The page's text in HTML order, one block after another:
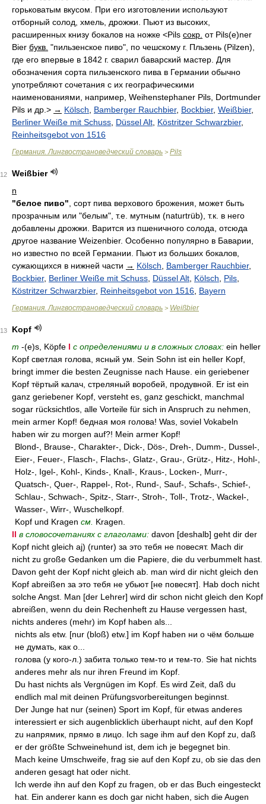
горьковатым вкусом. При его изготовлении используют
отборный солод, хмель, дрожжи. Пьют из высоких,
расширенных книзу бокалов на ножке <Pils сокр. от Pils(e)ner
Bier букв. "пильзенское пиво", по чешскому г. Пльзень (Pilzen),
где его впервые в 1842 г. сварил баварский мастер. Для
обозначения сорта пильзенского пива в Германии обычно
употребляют сочетания с их географическими
наименованиями, например, Weihenstephaner Pils, Dortmunder
Pils и др.> → Kölsch Bamberger Rauchbier, Bockbier, Weißbier,
Berliner Weiße mit Schuss Düssel Alt Köstritzer Schwarzbier,
Reinheitsgebot von 1516
Германия. Лингвострановедческий словарь > Pils
12
Weißbier
n
"белое пиво" , сорт пива верхового брожения, может быть
прозрачным или "белым", т.е. мутным (naturtrüb), т.к. в него
добавлены дрожжи. Варится из пшеничного солода, отсюда
другое название Weizenbier. Особенно популярно в Баварии,
но известно по всей Германии. Пьют из больших бокалов,
сужающихся в нижней части → Kölsch Bamberger Rauchbier,
Bockbier, Berliner Weiße mit Schuss Düssel Alt Kölsch Pils
Köstritzer Schwarzbier, Reinheitsgebot von 1516 Bayern
Германия. Лингвострановедческий словарь > Weißbier
13
Kopf
m -(e)s, Köpfe I с определениями и в сложных словах: ein heller
Kopf светлая голова, ясный ум. Sein Sohn ist ein heller Kopf,
bringt immer die besten Zeugnisse nach Hause. ein geriebener
Kopf тёртый калач, стреляный воробей, продувной. Er ist ein
ganz geriebener Kopf, versteht es, ganz geschickt, manchmal
sogar rücksichtlos, alle Vorteile für sich in Anspruch zu nehmen,
mein armer Kopf! бедная моя голова! Was, soviel Vokabeln
haben wir zu morgen auf?! Mein armer Kopf!
Blond-, Brause-, Charakter-, Dick-, Dös-, Dreh-, Dumm-, Dussel-,
Eier-, Feuer-, Flasch-, Flachs-, Glatz-, Grau-, Grütz-, Hitz-, Hohl-,
Holz-, Igel-, Kohl-, Kinds-, Knall-, Kraus-, Locken-, Murr-,
Quatsch-, Quer-, Rappel-, Rot-, Rund-, Sauf-, Schafs-, Schief-,
Schlau-, Schwach-, Spitz-, Starr-, Stroh-, Toll-, Trotz-, Wackel-,
Wasser-, Wirr-, Wuschelkopf.
Kopf und Kragen см. Kragen.
II в словосочетаниях с глаголами: davon [deshalb] geht dir der
Kopf nicht gleich aj) (runter) за это тебя не повесят. Mach dir
nicht zu große Gedanken um die Papiere, die du verbummelt hast.
Davon geht der Kopf nicht gleich ab. man wird dir nicht gleich den
Kopf abreißen за это тебя не убьют [не повесят]. Hab doch nicht
solche Angst. Man [der Lehrer] wird dir schon nicht gleich den Kopf
abreißen, wenn du dein Rechenheft zu Hause vergessen hast,
nichts anderes (mehr) im Kopf haben als...
nichts als etw. [nur (bloß) etw.] im Kopf haben ни о чём больше
не думать, как о...
голова (у кого-л.) забита только тем-то и тем-то. Sie hat nichts
anderes mehr als nur ihren Freund im Kopf.
Du hast nichts als Vergnügen im Kopf. Es wird Zeit, daß du
endlich mal mit deinen Prüfungsvorbereitungen beginnst.
Der Junge hat nur (seinen) Sport im Kopf, für etwas anderes
interessiert er sich augenblicklich überhaupt nicht, auf den Kopf
zu напрямик, прямо в лицо. Ich sage ihm auf den Kopf zu, daß
er der größte Schweinehund ist, dem ich je begegnet bin.
Mach keine Umschweife, frag sie auf den Kopf zu, ob sie das den
anderen gesagt hat oder nicht.
Ich werde ihn auf den Kopf zu fragen, ob er das Buch eingesteckt
hat. Ein anderer kann es doch gar nicht haben, sich die Augen